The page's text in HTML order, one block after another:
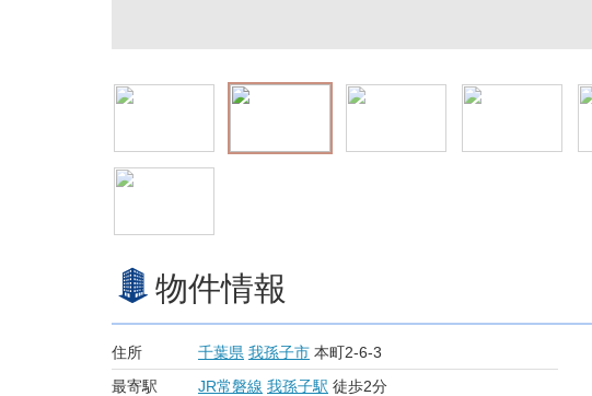
物件情報
住所 千葉県 我孫子市 本町2-6-3
最寄駅
JR常磐線 我孫子駅 徒歩2分